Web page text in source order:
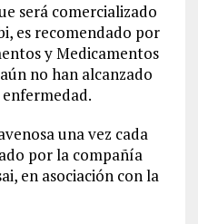
será comercializado
es recomendado por
y Medicamentos
no han alcanzado
una vez cada
por la compañía
en asociación con la